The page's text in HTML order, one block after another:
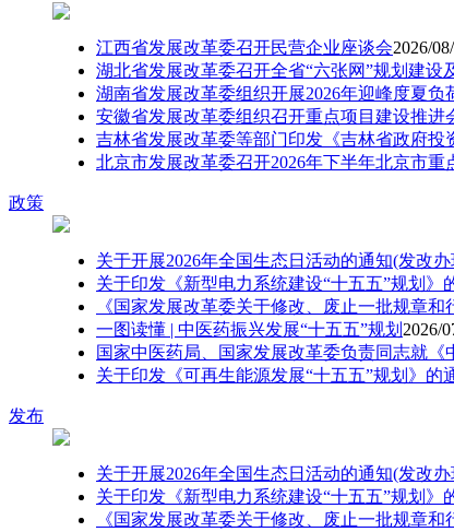
江西省发展改革委召开民营企业座谈会2026/
湖北省发展改革委召开全省“六张网”规划建设
湖南省发展改革委组织开展2026年迎峰度夏负
安徽省发展改革委组织召开重点项目建设推进
吉林省发展改革委等部门印发《吉林省政府投
北京市发展改革委召开2026年下半年北京市重
政策
关于开展2026年全国生态日活动的通知(发改办
关于印发《新型电力系统建设“十五五”规划》
《国家发展改革委关于修改、废止一批规
一图读懂 | 中医药振兴发展“十五五”规划 2026/
国家中医药局、国家发展改革委负责同志就
关于印发《可再生能源发展“十五五”规划》的
发布
关于开展2026年全国生态日活动的通知(发改办
关于印发《新型电力系统建设“十五五”规划》
《国家发展改革委关于修改、废止一批规章